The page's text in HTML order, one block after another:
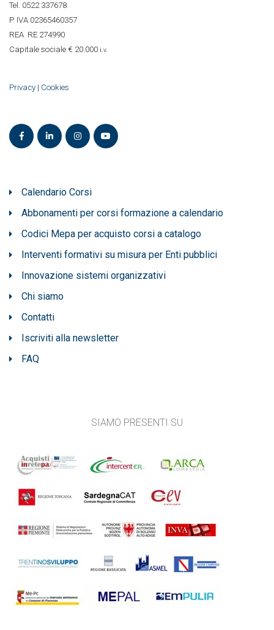
Tel. 0522 337678
P. IVA 02365460357
REA RE 274990
Capitale sociale € 20.000 i.v.
Privacy | Cookies
Calendario Corsi
Abbonamenti per corsi formazione a calendario
Codici Mepa per acquisto corsi a catalogo
Interventi formativi su misura per Enti pubblici
Innovazione sistemi organizzativi
Chi siamo
Contatti
Iscriviti alla newsletter
FAQ
SIAMO PRESENTI SU